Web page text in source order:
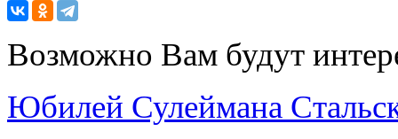
Возможно Вам будут
Юбилей Сулеймана